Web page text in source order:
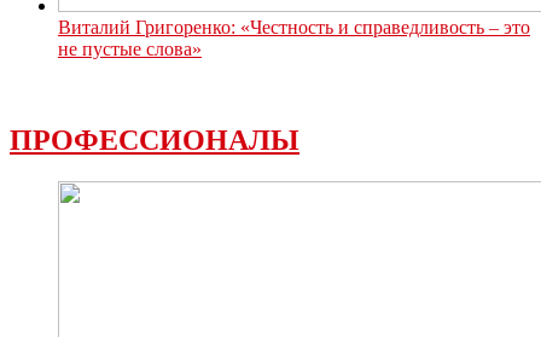
Виталий Григоренко: «Честность и справедливость – это
не пустые слова»
ПРОФЕССИОНАЛЫ